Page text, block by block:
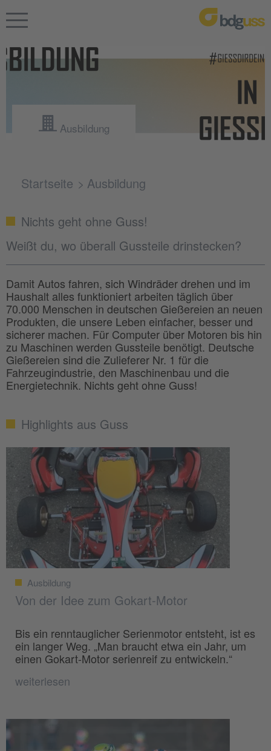
Ausbildung
Startseite Ausbildung
Nichts geht ohne Guss!
Weißt du, wo überall Gussteile drinstecken?
Damit Autos fahren, sich Windräder drehen und im
Haushalt alles funktioniert arbeiten täglich über
70.000 Menschen in deutschen Gießereien an neuen
Produkten, die unsere Leben einfacher, besser und
sicherer machen. Für Computer über Motoren bis hin
zu Maschinen werden Gussteile benötigt. Deutsche
Gießereien sind die Zulieferer Nr. 1 für die
Fahrzeugindustrie, den Maschinenbau und die
Energietechnik. Nichts geht ohne Guss!
Highlights aus Guss
Ausbildung
Von der Idee zum Gokart-Motor
Bis ein renntauglicher Serienmotor entsteht, ist es
ein langer Weg. „Man braucht etwa ein Jahr, um
einen Gokart-Motor serienreif zu entwickeln.“
weiterlesen